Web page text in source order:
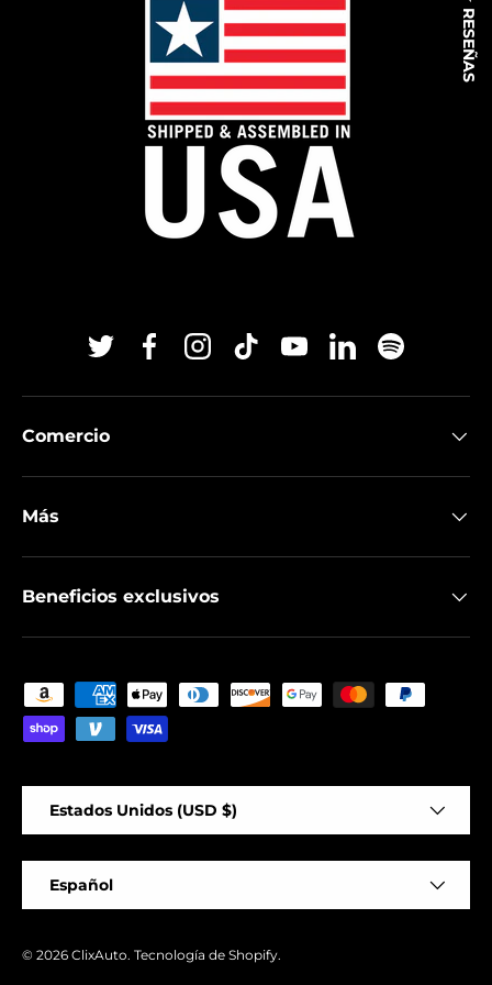
TwitterFacebookInstagram
TikTokYouTubeLinkedinSpotify
Comercio
Más
Beneficios exclusivos
Formas de pago aceptadas
Estados Unidos (USD $)
Español
© 2026 ClixAuto. Tecnología de Shopify.
★ RESEÑAS